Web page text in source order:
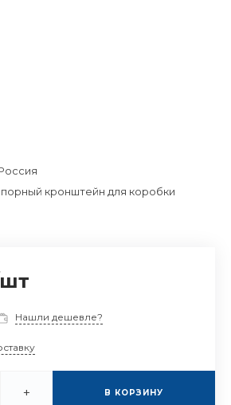
кронштейн для коробки
шт
Нашли дешевле?
+ В КОРЗИНУ